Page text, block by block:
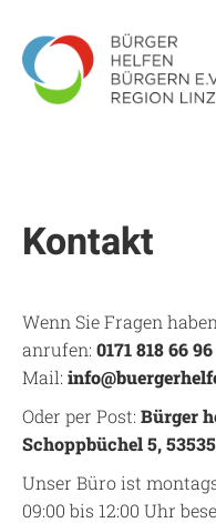
Kontakt
Wenn Sie Fragen
anrufen: 0171 818 66 96
Mail:
Oder per Post: Bürger
Schoppbüchel 5,
Unser Büro ist
09:00 bis 12:00 Uhr